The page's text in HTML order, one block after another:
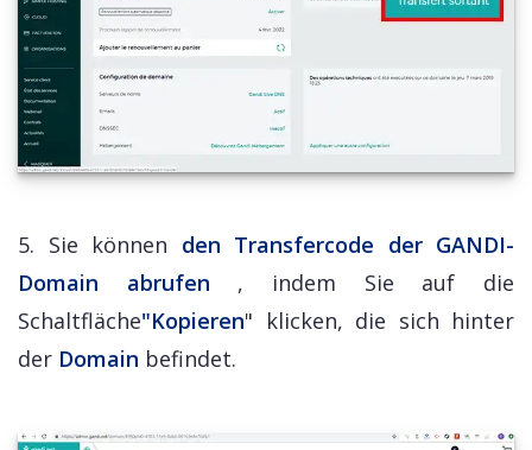
5. Sie können den Transfercode der GANDI-
Domain abrufen , indem Sie auf die
Schaltfläche"Kopieren" klicken, die sich hinter
der Domain befindet.